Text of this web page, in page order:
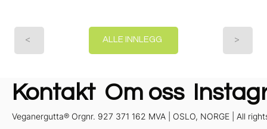
ALLE INNLEGG
< >
Kontakt Om oss
Veganergutta® Orgnr. 927 371 162 MVA | OSLO, NORGE | All